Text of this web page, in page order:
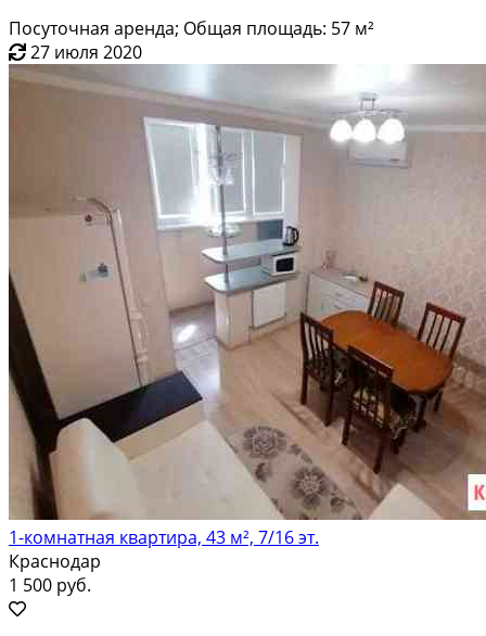
Посуточная аренда; Общая площадь: 57 м²
27 июля 2020
1-комнатная квартира, 43 м², 7/16 эт.
Краснодар
1 500 руб.